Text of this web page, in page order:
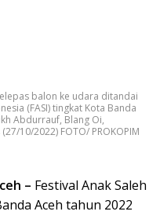
balon ke udara ditandai
(FASI) tingkat Kota Banda
Abdurrauf, Blang Oi,
10/2022) FOTO/ PROKOPIM
– Festival Anak Saleh
Aceh tahun 2022